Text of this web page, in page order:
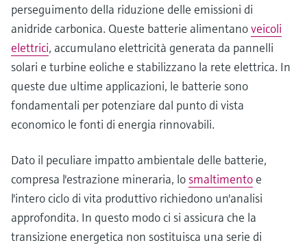
perseguimento della riduzione delle emissioni di
anidride carbonica. Queste batterie alimentanoveicoli
elettrici, accumulano elettricità generata da pannelli
solari e turbine eoliche e stabilizzano la rete elettrica. In
queste due ultime applicazioni, le batterie sono
fondamentali per potenziare dal punto di vista
economico le fonti di energia rinnovabili.
Dato il peculiare impatto ambientale delle batterie,
compresa l'estrazione mineraria, losmaltimento e
l'intero ciclo di vita produttivo richiedono un'analisi
approfondita. In questo modo ci si assicura che la
transizione energetica non sostituisca una serie di